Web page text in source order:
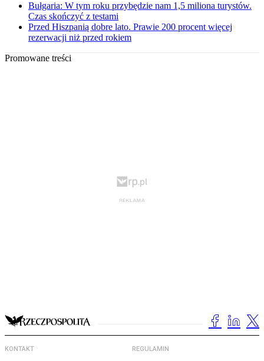
Bułgaria: W tym roku przybędzie nam 1,5 miliona turystów.
Czas skończyć z testami
Przed Hiszpanią dobre lato. Prawie 200 procent więcej
rezerwacji niż przed rokiem
Promowane treści
KONTAKT REGULAMIN